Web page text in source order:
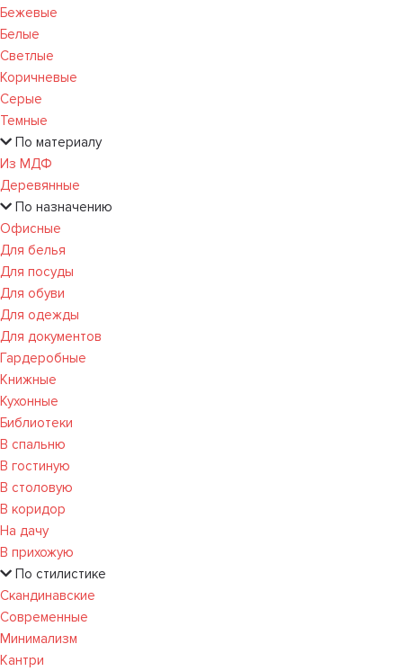
Бежевые
Белые
Светлые
Коричневые
Серые
Темные
По материалу
Из МДФ
Деревянные
По назначению
Офисные
Для белья
Для посуды
Для обуви
Для одежды
Для документов
Гардеробные
Книжные
Кухонные
Библиотеки
В спальню
В гостиную
В столовую
В коридор
На дачу
В прихожую
По стилистике
Скандинавские
Современные
Минимализм
Кантри